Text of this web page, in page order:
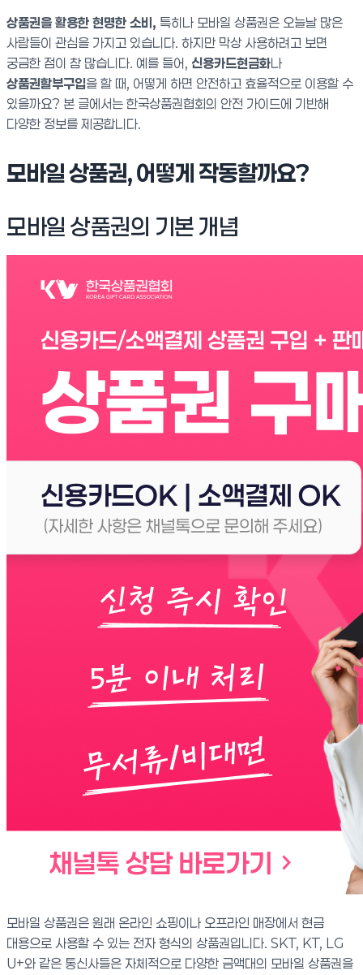
상품권을 활용한 현명한 소비, 특히나 모바일 상품권은 오늘날 많은
사람들이 관심을 가지고 있습니다. 하지만 막상 사용하려고 보면
궁금한 점이 참 많습니다. 예를 들어, 신용카드현금화나
상품권할부구입을 할 때, 어떻게 하면 안전하고 효율적으로 이용할 수
있을까요? 본 글에서는 한국상품권협회의 안전 가이드에 기반해
다양한 정보를 제공합니다.
모바일 상품권, 어떻게 작동할까요?
모바일 상품권의 기본 개념
모바일 상품권은 원래 온라인 쇼핑이나 오프라인 매장에서 현금
대용으로 사용할 수 있는 전자 형식의 상품권입니다. SKT, KT, LG
U+와 같은 통신사들은 자체적으로 다양한 금액대의 모바일 상품권을